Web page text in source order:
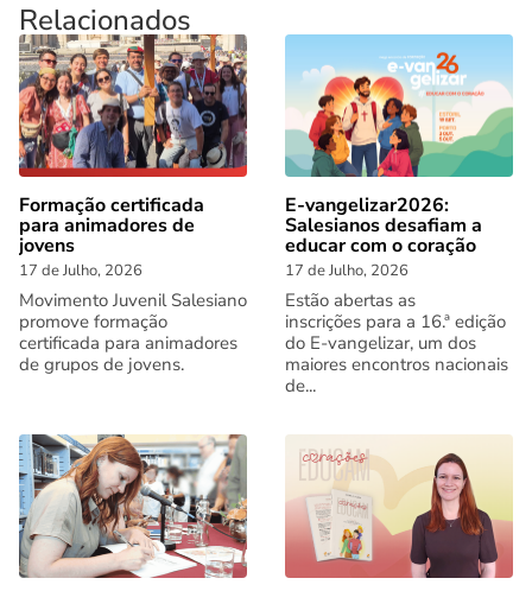
Relacionados
Formação certificada
para animadores de
jovens
17 de Julho, 2026
Movimento Juvenil Salesiano
promove formação
certificada para animadores
de grupos de jovens.
E-vangelizar2026:
Salesianos desafiam a
educar com o coração
17 de Julho, 2026
Estão abertas as
inscrições para a 16.ª edição
do E-vangelizar, um dos
maiores encontros nacionais
de...